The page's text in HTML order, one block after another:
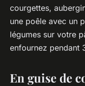
courgettes,
une poêle avec un
légumes sur votre
enfournez pendant
En guise de